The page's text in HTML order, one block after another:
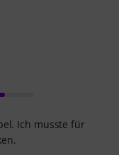
Ich musste für